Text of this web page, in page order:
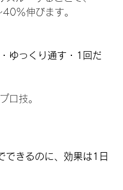
％伸びます。
ゆっくり通す・1回だ
ロ技。
できるのに、効果は1日